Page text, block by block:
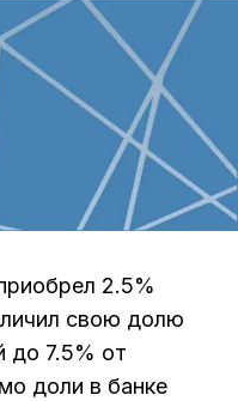
2.5%
свою долю
до 7.5% от
доли в банке